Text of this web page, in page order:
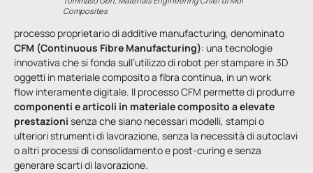
Composites
processo proprietario di additive manufacturing, denominato
CFM (Continuous Fibre Manufacturing): una tecnologie
innovativa che si fonda sull’utilizzo di robot per stampare in 3D
oggetti in materiale composito a fibra continua, in un work
flow interamente digitale. Il processo CFM permette di produrre
componenti e articoli in materiale composito a elevate
prestazioni senza che siano necessari modelli, stampi o
ulteriori strumenti di lavorazione, senza la necessità di autoclavi
o altri processi di consolidamento e post-curing e senza
generare scarti di lavorazione.